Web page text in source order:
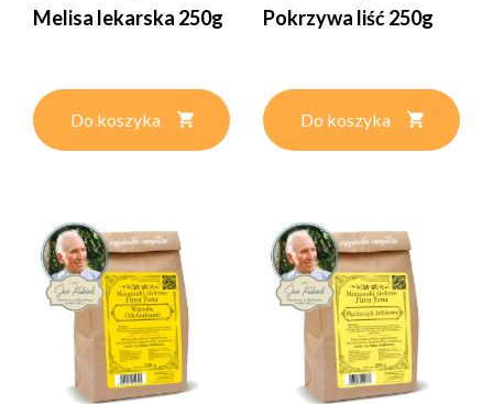
Melisa lekarska 250g
Do koszyka
Pokrzywa liść 250g
Do koszyka